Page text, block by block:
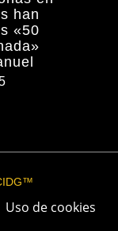
han
«50
Uso de cookies